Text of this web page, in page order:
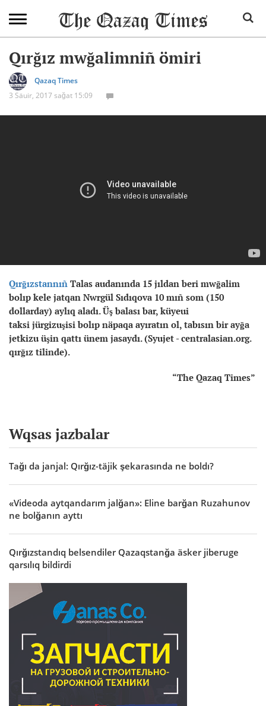
Qırğız mwğalimniñ ömiri
Qazaq Times
3 Säuir, 2017 sağat 15:09
Qırğızstannıñ Talas audanında 15 jıldan beri mwğalim
bolıp kele jatqan Nwrgül Sıdıqova 10 mıñ som (150
dollarday) aylıq aladı. Üş balası bar, küyeui
taksi jürgizuşisi bolıp näpaqa ayıratın ol, tabısın bir ayğa
jetkizu üşin qattı ünem jasaydı. (Syujet - centralasian.org.
qırğız tilinde).
“The Qazaq Times”
Wqsas jazbalar
Tağı da janjal: Qırğız-täjik şekarasında ne boldı?
«Videoda aytqandarım jalğan»: Eline barğan Ruzahunov
ne bolğanın ayttı
Qırğızstandıq belsendiler Qazaqstanğa äsker jiberuge
qarsılıq bildirdi